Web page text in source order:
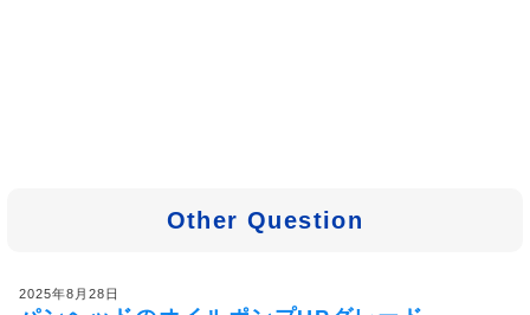
Other Question
2025年8月28日